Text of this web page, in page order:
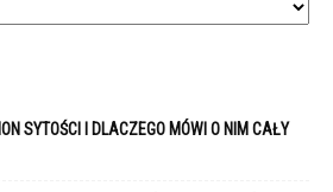
SYTOŚCI I DLACZEGO MÓWI O NIM CAŁY